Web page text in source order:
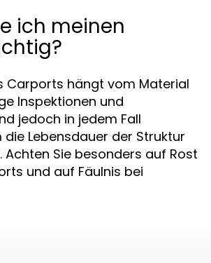
ich meinen
Carports hängt vom Material
Inspektionen und
jedoch in jedem Fall
Lebensdauer der Struktur
Achten Sie besonders auf Rost
und auf Fäulnis bei